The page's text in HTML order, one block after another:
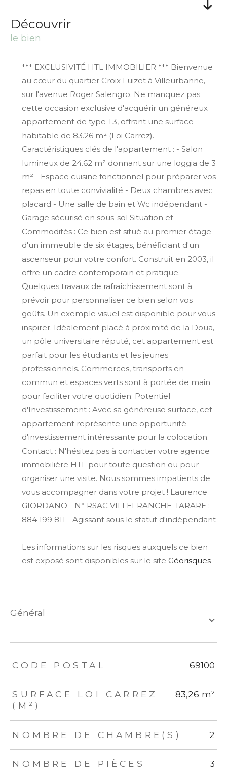
découvrir
le bien
*** EXCLUSIVITÉ HTL IMMOBILIER *** Bienvenue
au cœur du quartier Croix Luizet à Villeurbanne,
sur l'avenue Roger Salengro. Ne manquez pas
cette occasion exclusive d'acquérir un généreux
appartement de type T3, offrant une surface
habitable de 83.26 m² (Loi Carrez).
Caractéristiques clés de l'appartement : - Salon
lumineux de 24.62 m² donnant sur une loggia de 3
m² - Espace cuisine fonctionnel pour préparer vos
repas en toute convivialité - Deux chambres avec
placard - Une salle de bain et Wc indépendant -
Garage sécurisé en sous-sol Situation et
Commodités : Ce bien est situé au premier étage
d'un immeuble de six étages, bénéficiant d'un
ascenseur pour votre confort. Construit en 2003, il
offre un cadre contemporain et pratique.
Quelques travaux de rafraîchissement sont à
prévoir pour personnaliser ce bien selon vos
goûts. Un exemple visuel est disponible pour vous
inspirer. Idéalement placé à proximité de la Doua,
un pôle universitaire réputé, cet appartement est
parfait pour les étudiants et les jeunes
professionnels. Commerces, transports en
commun et espaces verts sont à portée de main
pour faciliter votre quotidien. Potentiel
d'Investissement : Avec sa généreuse surface, cet
appartement représente une opportunité
d'investissement intéressante pour la colocation.
Contact : N'hésitez pas à contacter votre agence
immobilière HTL pour toute question ou pour
organiser une visite. Nous sommes impatients de
vous accompagner dans votre projet ! Laurence
GIORDANO - N° RSAC VILLEFRANCHE-TARARE :
884 199 811 - Agissant sous le statut d'indépendant
Les informations sur les risques auxquels ce bien
est exposé sont disponibles sur le site Géorisques
général
TRAD_ZEPHYR_Caracteristique TRAD_ZEPHYR_Valeurs
CODE POSTAL 69100
SURFACE LOI CARREZ
(M²)
83,26 m²
NOMBRE DE CHAMBRE(S) 2
NOMBRE DE PIÈCES 3